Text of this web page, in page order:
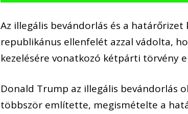
Az illegális bevándorlás és a
republikánus ellenfelét azzal vádolta,
kezelésére vonatkozó kétpárti törvény
Donald Trump az illegális bevándorlás
többször említette, megismételte a